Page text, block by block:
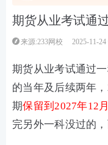
期货从业考试通
来源:233网校 2025-11-24
期货从业考试通过
的当年及后续两年
期保留到2027年12
完另外一科没过的